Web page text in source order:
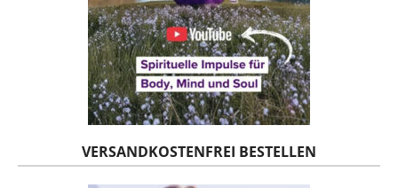
VERSANDKOSTENFREI BESTELLEN